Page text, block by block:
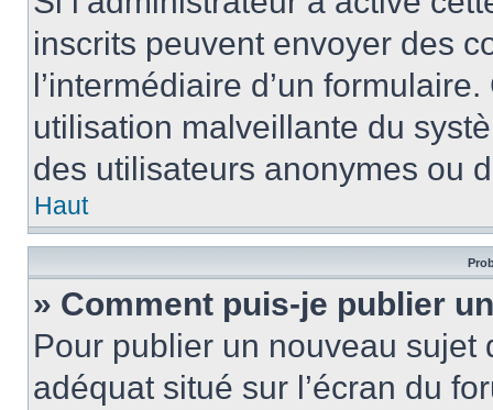
inscrits peuvent envoyer des
l’intermédiaire d’un
utilisation malveillante du
des utilisateurs anonymes ou
Haut
» Comment puis-je publier
Pour publier un nouveau
adéquat situé sur l’écran du